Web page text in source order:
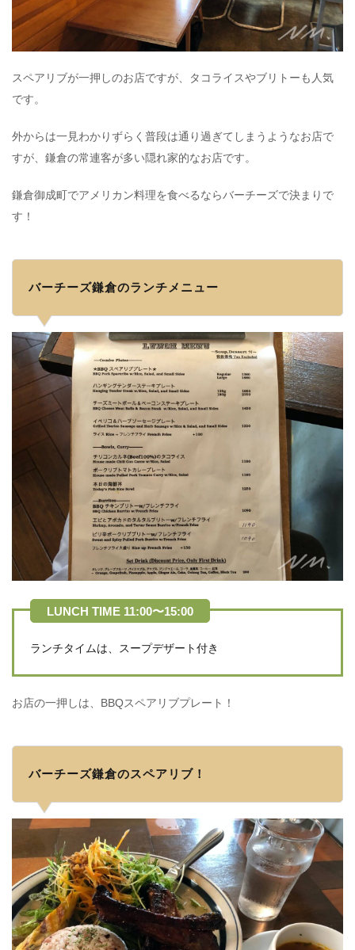
スペアリブが一押しのお店ですが、タコライスやブリトーも人気
です。
外からは一見わかりずらく普段は通り過ぎてしまうようなお店で
すが、鎌倉の常連客が多い隠れ家的なお店です。
鎌倉御成町でアメリカン料理を食べるならバーチーズで決まりで
す！
バーチーズ鎌倉のランチメニュー
ランチタイムは、スープデザート付き
お店の一押しは、BBQスペアリブプレート！
バーチーズ鎌倉のスペアリブ！